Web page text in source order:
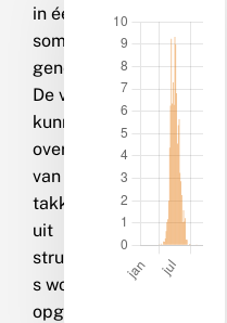
in één,
soms twee
generaties.
De vlinders
kunnen
overdag
van lage
takken en
uit
struikgewa
s worden
opgejaagd.